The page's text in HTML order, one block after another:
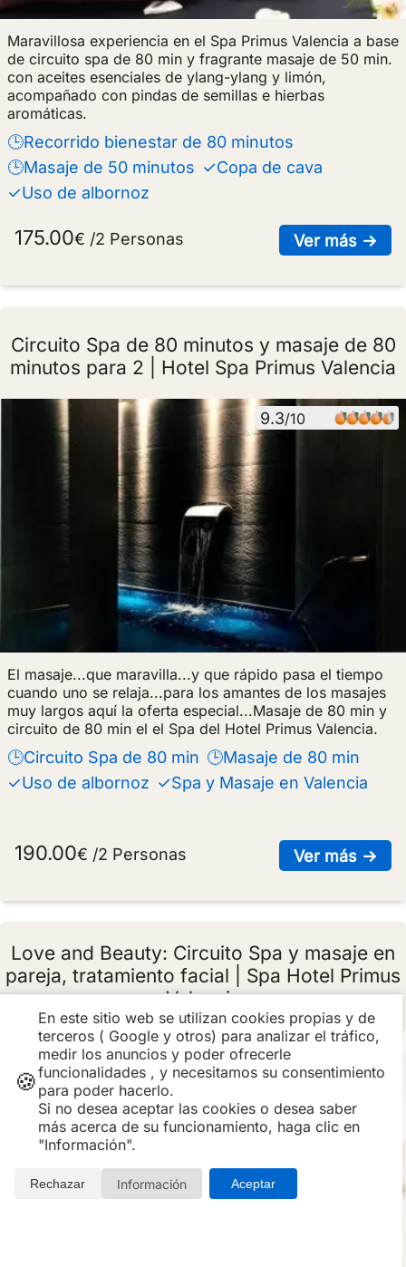
Maravillosa experiencia en el Spa Primus Valencia a base
de circuito spa de 80 min y fragrante masaje de 50 min.
con aceites esenciales de ylang-ylang y limón,
acompañado con pindas de semillas e hierbas
aromáticas.
🕒Recorrido bienestar de 80 minutos
🕒Masaje de 50 minutos ✓Copa de cava
✓Uso de albornoz
Ver más →
175.00€ /2 Personas
Circuito Spa de 80 minutos y masaje de 80
minutos para 2 | Hotel Spa Primus Valencia
9.3/10
El masaje...que maravilla...y que rápido pasa el tiempo
cuando uno se relaja...para los amantes de los masajes
muy largos aquí la oferta especial...Masaje de 80 min y
circuito de 80 min el el Spa del Hotel Primus Valencia.
🕒Circuito Spa de 80 min 🕒Masaje de 80 min
✓Uso de albornoz ✓Spa y Masaje en Valencia
Ver más →
190.00€ /2 Personas
Love and Beauty: Circuito Spa y masaje en
pareja, tratamiento facial | Spa Hotel Primus
Valencia
9.3/10
🍪
En este sitio web se utilizan cookies propias y de
terceros ( Google y otros) para analizar el tráfico,
medir los anuncios y poder ofrecerle
funcionalidades , y necesitamos su consentimiento
para poder hacerlo.
Si no desea aceptar las cookies o desea saber
más acerca de su funcionamiento, haga clic en
"Información".
Rechazar Información Aceptar